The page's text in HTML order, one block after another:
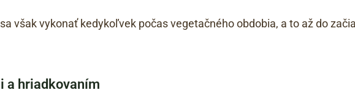
však vykonať kedykoľvek počas vegetačného obdobia, a to až do
a hriadkovaním